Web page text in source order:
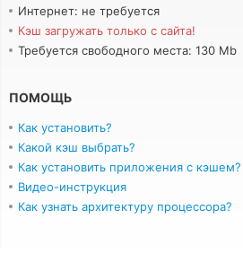
Интернет: не требуется
Кэш загружать только с сайта!
Требуется свободного места: 130 Mb
ПОМОЩЬ
Как установить?
Какой кэш выбрать?
Как установить приложения с кэшем?
Видео-инструкция
Как узнать архитектуру процессора?